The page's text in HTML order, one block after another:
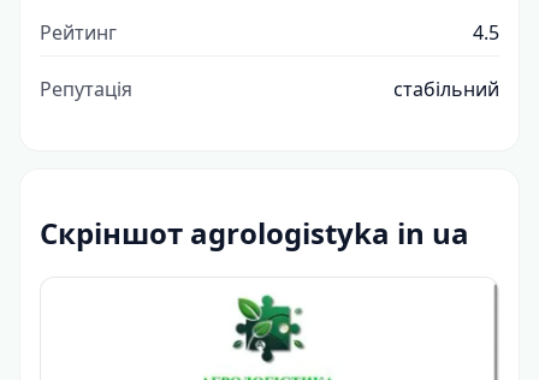
Рейтинг 4.5
Репутація стабільний
Скріншот agrologistyka in ua